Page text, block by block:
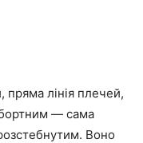
лінія плечей,
— сама
Воно